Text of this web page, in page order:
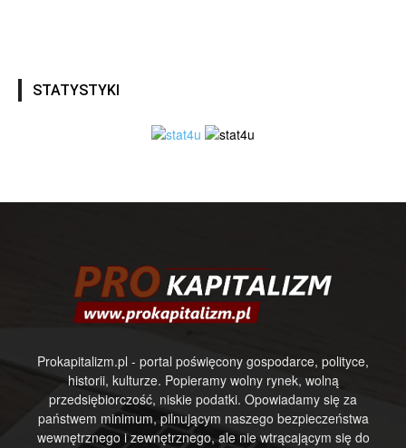
STATYSTYKI
Prokapitalizm.pl - portal poświęcony gospodarce, polityce,
historii, kulturze. Popieramy wolny rynek, wolną
przedsiębiorczość, niskie podatki. Opowiadamy się za
państwem minimum, pilnującym naszego bezpieczeństwa
wewnętrznego i zewnętrznego, ale nie wtrącającym się do